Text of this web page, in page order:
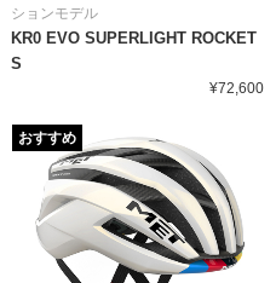
ションモデル
KR0 EVO SUPERLIGHT ROCKET
S
¥72,600
おすすめ